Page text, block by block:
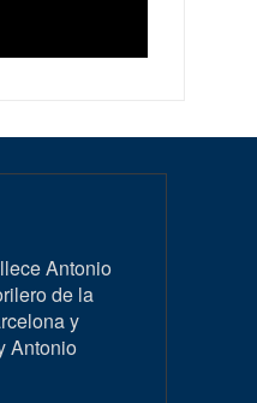
Antonio
de la
y
Antonio